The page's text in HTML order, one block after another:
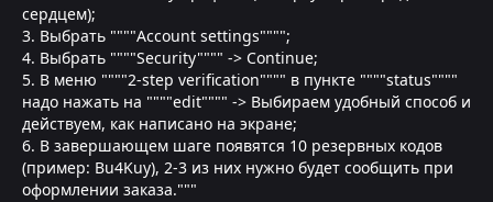
сердцем);
3. Выбрать """"Account settings"""";
4. Выбрать """"Security"""" -> Continue;
5. В меню """"2-step verification"""" в пункте """"status""""
надо нажать на """"edit"""" -> Выбираем удобный способ и
действуем, как написано на экране;
6. В завершающем шаге появятся 10 резервных кодов
(пример: Bu4Kuy), 2-3 из них нужно будет сообщить при
оформлении заказа."""